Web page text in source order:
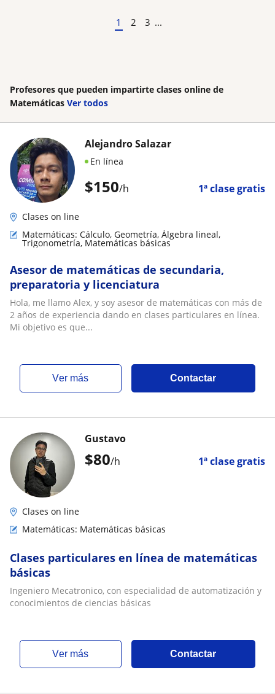
1 2 3 ...
Profesores que pueden impartirte clases online de
Matemáticas Ver todos
$150/h 1ª clase gratis
Alejandro Salazar
En línea
Clases on line
Matemáticas: Cálculo, Geometría, Álgebra lineal,
Trigonometría, Matemáticas básicas
Asesor de matemáticas de secundaria,
preparatoria y licenciatura
Hola, me llamo Alex, y soy asesor de matemáticas con más de
2 años de experiencia dando en clases particulares en línea.
Mi objetivo es que...
ver más Contactar
$80/h 1ª clase gratis
Gustavo
Clases on line
Matemáticas: Matemáticas básicas
Clases particulares en línea de matemáticas
básicas
Ingeniero Mecatronico, con especialidad de automatización y
conocimientos de ciencias básicas
ver más Contactar